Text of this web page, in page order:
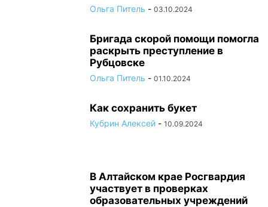
Ольга Питель - 03.10.2024
Бригада скорой помощи помогла
раскрыть преступление в
Рубцовске
Ольга Питель - 01.10.2024
Как сохранить букет
Кубрин Алексей - 10.09.2024
В Алтайском крае Росгвардия
участвует в проверках
образовательных учреждений